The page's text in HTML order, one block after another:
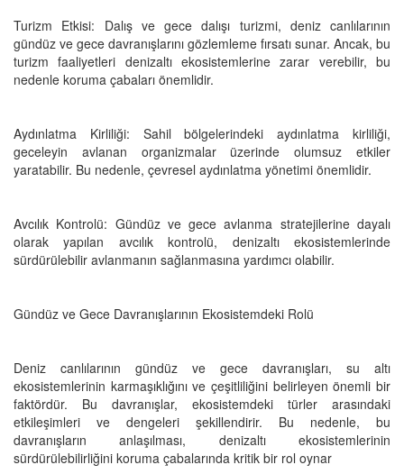
Turizm Etkisi: Dalış ve gece dalışı turizmi, deniz canlılarının
gündüz ve gece davranışlarını gözlemleme fırsatı sunar. Ancak, bu
turizm faaliyetleri denizaltı ekosistemlerine zarar verebilir, bu
nedenle koruma çabaları önemlidir.
Aydınlatma Kirliliği: Sahil bölgelerindeki aydınlatma kirliliği,
geceleyin avlanan organizmalar üzerinde olumsuz etkiler
yaratabilir. Bu nedenle, çevresel aydınlatma yönetimi önemlidir.
Avcılık Kontrolü: Gündüz ve gece avlanma stratejilerine dayalı
olarak yapılan avcılık kontrolü, denizaltı ekosistemlerinde
sürdürülebilir avlanmanın sağlanmasına yardımcı olabilir.
Gündüz ve Gece Davranışlarının Ekosistemdeki Rolü
Deniz canlılarının gündüz ve gece davranışları, su altı
ekosistemlerinin karmaşıklığını ve çeşitliliğini belirleyen önemli bir
faktördür. Bu davranışlar, ekosistemdeki türler arasındaki
etkileşimleri ve dengeleri şekillendirir. Bu nedenle, bu
davranışların anlaşılması, denizaltı ekosistemlerinin
sürdürülebilirliğini koruma çabalarında kritik bir rol oynar